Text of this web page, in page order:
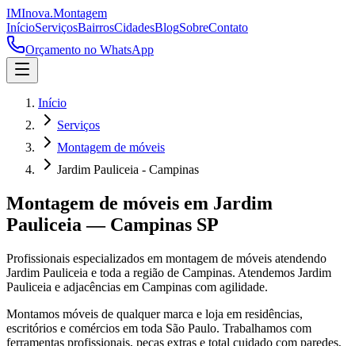
IMInova.Montagem
InícioServiçosBairrosCidadesBlogSobreContato
Orçamento no WhatsApp
Início
Serviços
Montagem de móveis
Jardim Pauliceia - Campinas
Montagem de móveis em Jardim
Pauliceia — Campinas SP
Profissionais especializados em montagem de móveis atendendo
Jardim Pauliceia e toda a região de Campinas. Atendemos Jardim
Pauliceia e adjacências em Campinas com agilidade.
Montamos móveis de qualquer marca e loja em residências,
escritórios e comércios em toda São Paulo. Trabalhamos com
ferramentas profissionais, peças extras e total cuidado com paredes,